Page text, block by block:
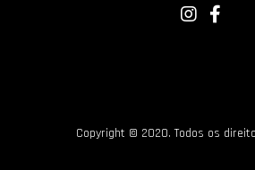
Copyright © 2020. Todos os